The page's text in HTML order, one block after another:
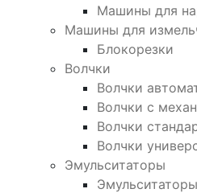
Машины для
Машины для
Блокорезки
Волчки
Волчки
Волчки с
Волчки
Волчки
Эмульситаторы